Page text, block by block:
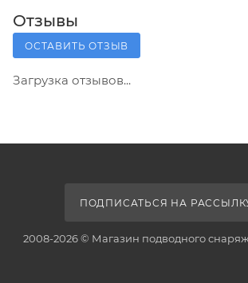
Отзывы
ОСТАВИТЬ ОТЗЫВ
Загрузка отзывов...
ПОДПИСАТЬСЯ НА
2008-2026 © Магазин подводного